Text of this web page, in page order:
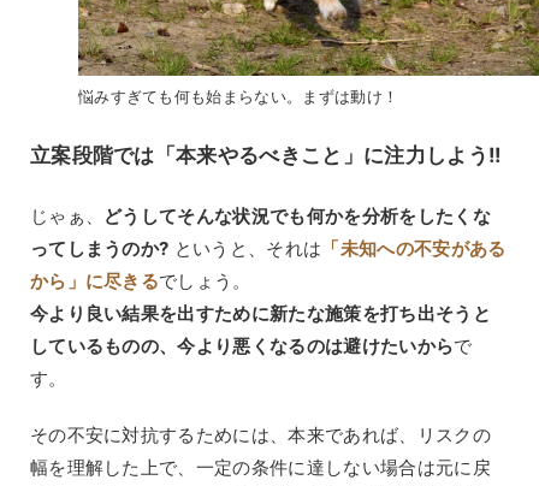
悩みすぎても何も始まらない。まずは動け！
立案段階では「本来やるべきこと」に注力しよう!!
じゃぁ、 どうしてそんな状況でも何かを分析をしたくな
ってしまうのか? というと、それは 「未知への不安がある
から」に尽きるでしょう。
今より良い結果を出すために新たな施策を打ち出そうと
しているものの、今より悪くなるのは避けたいからで
す。
その不安に対抗するためには、本来であれば、リスクの
幅を理解した上で、一定の条件に達しない場合は元に戻